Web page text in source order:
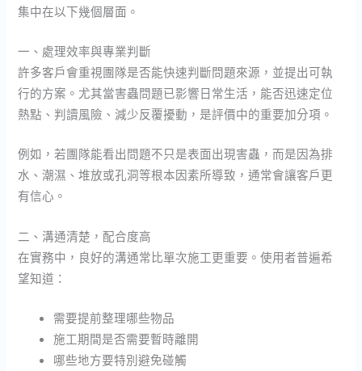
集中在以下幾個層面。
一、處理效率與專業判斷
許多客戶會重視團隊是否能快速判斷問題來源，並提出可執
行的方案。尤其當害蟲問題已影響日常生活，能否迅速定位
熱點、判讀風險、減少反覆擾動，是評價中的重要加分項。
例如，若團隊能看出問題不只是表面出現害蟲，而是因為排
水、潮濕、堆放或孔洞等根本因素所導致，通常會讓客戶更
有信心。
二、溝通清楚，配合度高
在實務中，良好的溝通常比單次施工更重要。使用者普遍希
望知道：
需要提前整理哪些物品
施工期間是否需要暫時離開
哪些地方要特別避免碰觸